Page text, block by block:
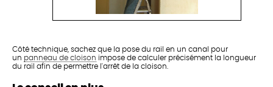
Côté technique, sachez que la pose du rail en un canal pour
un panneau de cloison impose de calculer précisément la longueur
du rail afin de permettre l'arrêt de la cloison.